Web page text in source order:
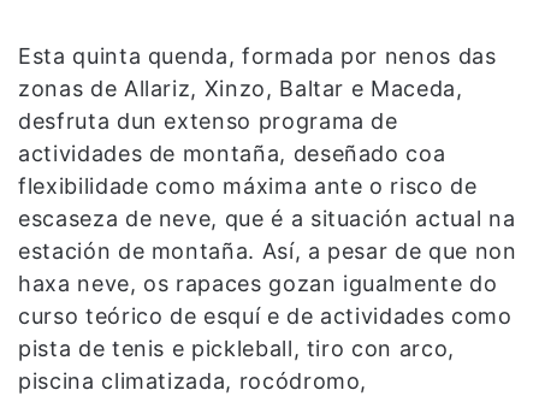
Esta quinta quenda, formada por nenos das
zonas de Allariz, Xinzo, Baltar e Maceda,
desfruta dun extenso programa de
actividades de montaña, deseñado coa
flexibilidade como máxima ante o risco de
escaseza de neve, que é a situación actual na
estación de montaña. Así, a pesar de que non
haxa neve, os rapaces gozan igualmente do
curso teórico de esquí e de actividades como
pista de tenis e pickleball, tiro con arco,
piscina climatizada, rocódromo,